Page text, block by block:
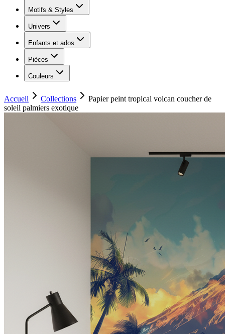
Motifs & Styles
Univers
Enfants et ados
Pièces
Couleurs
Accueil Collections
Papier peint tropical volcan coucher de
soleil palmiers exotique